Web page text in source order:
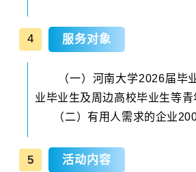
4 服务对象
（一）河南大学2026届毕
业毕业生及周边高校毕业生等青
（二）有用人需求的企业200
5 活动内容